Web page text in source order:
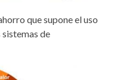
que supone el uso
de